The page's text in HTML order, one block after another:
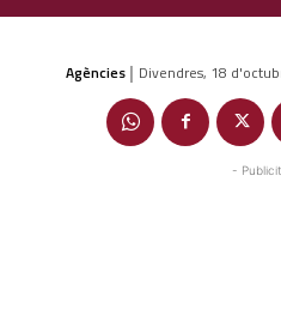
Agències | Divendres, 18
-